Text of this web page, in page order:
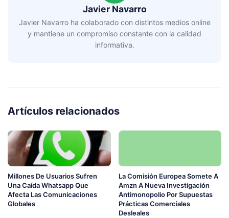
Javier Navarro
Javier Navarro ha colaborado con distintos medios online
y mantiene un compromiso constante con la calidad
informativa.
Artículos relacionados
Millones De Usuarios Sufren
Una Caída Whatsapp Que
Afecta Las Comunicaciones
Globales
La Comisión Europea Somete A
Amzn A Nueva Investigación
Antimonopolio Por Supuestas
Prácticas Comerciales
Desleales